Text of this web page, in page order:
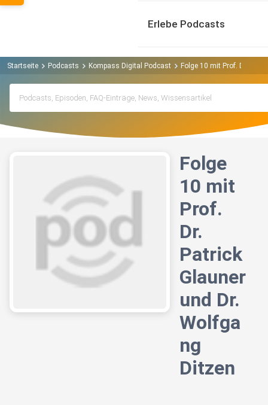
Erlebe Podcasts
Startseite Podcasts Kompass Digital Podcast Folge 10 mit Prof. Dr.
Folge
10 mit
Prof.
Dr.
Patrick
Glauner
und Dr.
Wolfga
ng
Ditzen